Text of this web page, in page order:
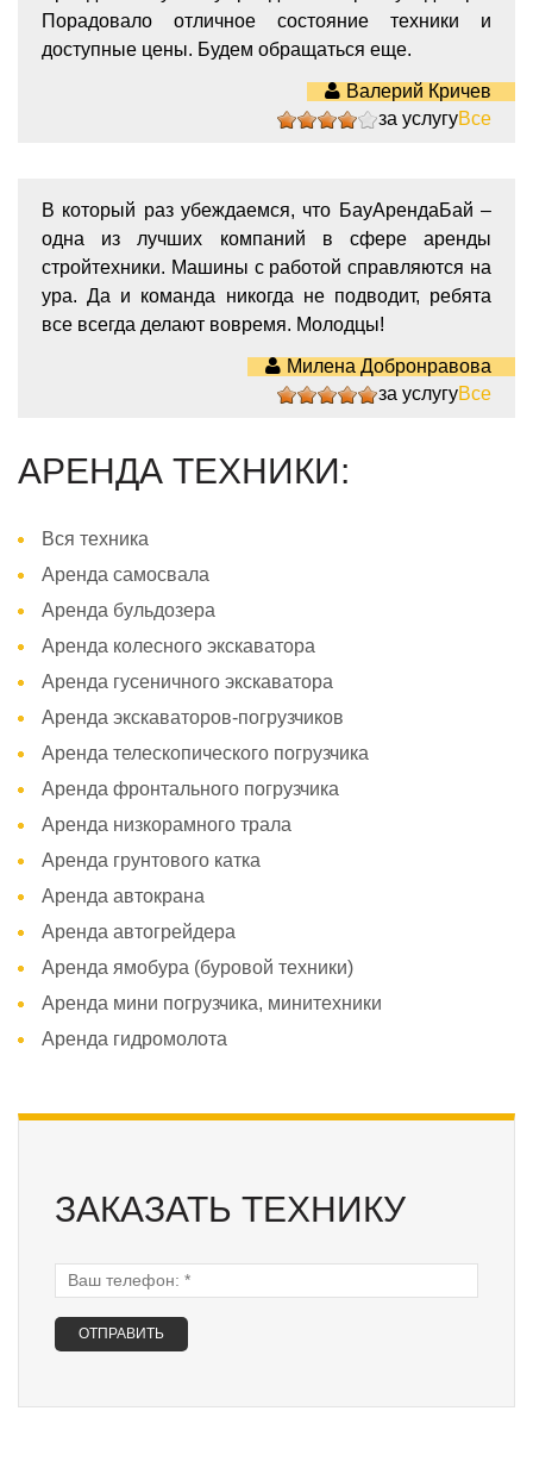
Порадовало отличное состояние техники и
доступные цены. Будем обращаться еще.
Валерий Кричев
4
за услугуВсе
В который раз убеждаемся, что БауАрендаБай –
одна из лучших компаний в сфере аренды
стройтехники. Машины с работой справляются на
ура. Да и команда никогда не подводит, ребята
все всегда делают вовремя. Молодцы!
Милена Добронравова
5
за услугуВсе
АРЕНДА ТЕХНИКИ:
Вся техника
Аренда самосвала
Аренда бульдозера
Аренда колесного экскаватора
Аренда гусеничного экскаватора
Аренда экскаваторов-погрузчиков
Аренда телескопического погрузчика
Аренда фронтального погрузчика
Аренда низкорамного трала
Аренда грунтового катка
Аренда автокрана
Аренда автогрейдера
Аренда ямобура (буровой техники)
Аренда мини погрузчика, минитехники
Аренда гидромолота
ЗАКАЗАТЬ ТЕХНИКУ
Ваш телефон: